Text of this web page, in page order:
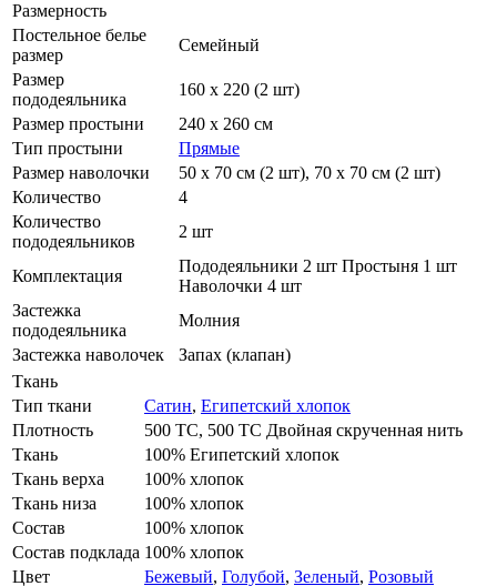
Размерность
Постельное белье
размер
Семейный
Размер
пододеяльника
160 х 220 (2 шт)
Размер простыни
240 х 260 см
Тип простыни
Прямые
Размер наволочки
50 х 70 см (2 шт), 70 х 70 см (2 шт)
Количество
4
Количество
пододеяльников
2 шт
Комплектация
Пододеяльники 2 шт Простыня 1 шт
Наволочки 4 шт
Застежка
пододеяльника
Молния
Застежка наволочек
Запах (клапан)
Ткань
Тип ткани
Сатин, Египетский хлопок
Плотность
500 ТС, 500 ТС Двойная скрученная нить
Ткань
100% Египетский хлопок
Ткань верха
100% хлопок
Ткань низа
100% хлопок
Состав
100% хлопок
Состав подклада 100% хлопок
Цвет
Бежевый, Голубой, Зеленый, Розовый